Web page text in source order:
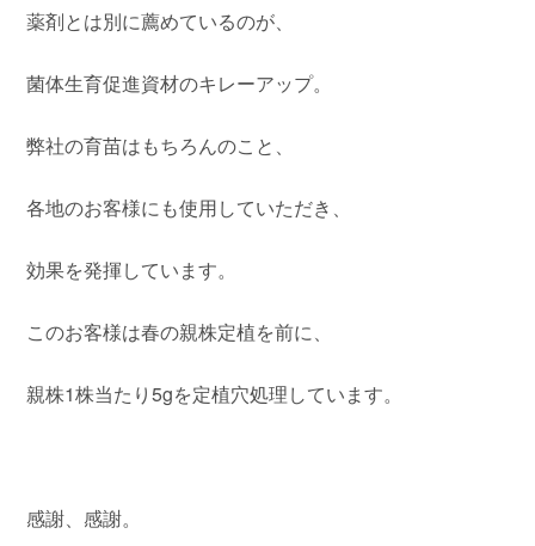
薬剤とは別に薦めているのが、
菌体生育促進資材のキレーアップ。
弊社の育苗はもちろんのこと、
各地のお客様にも使用していただき、
効果を発揮しています。
このお客様は春の親株定植を前に、
親株1株当たり5gを定植穴処理しています。
感謝、感謝。